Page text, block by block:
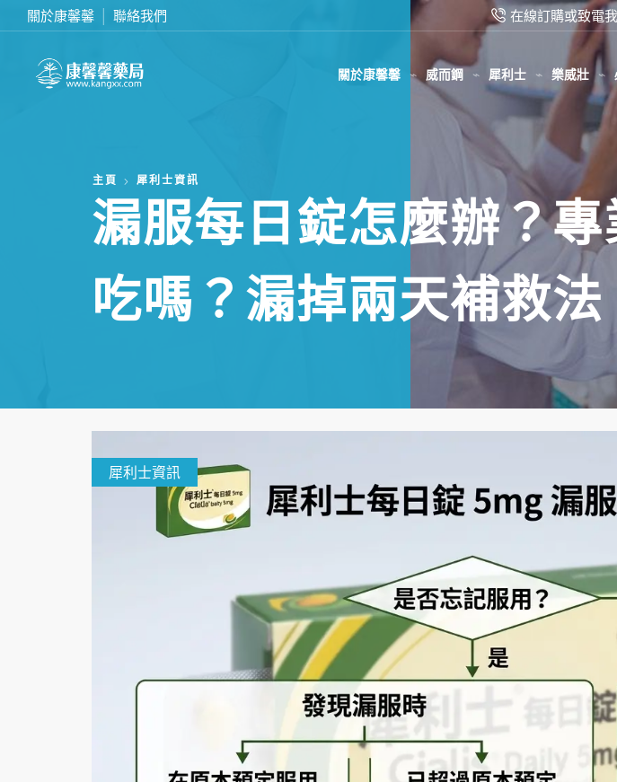
關於康馨馨 聯絡我們在線訂購或致電我們 0437070132 滿
關於康馨馨 威而鋼 犀利士 樂威壯
主頁 犀利士資訊
漏服每日錠怎麼辦？
吃嗎？漏掉兩天補救法
犀利士資訊